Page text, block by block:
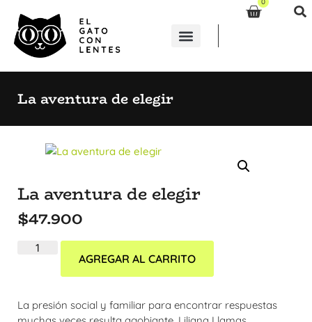
La aventura de elegir
La aventura de elegir
$47.900
AGREGAR AL CARRITO
La presión social y familiar para encontrar respuestas